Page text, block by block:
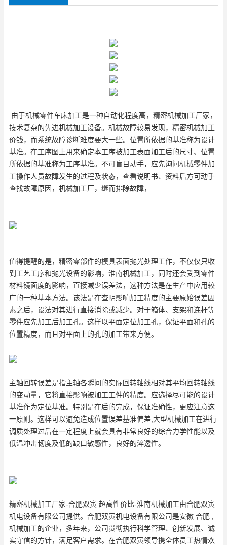
由于机械零件车床加工是一种自动化程度高，精密机械加工厂家，
技术复杂的先进机械加工设备。机械故障较易发现，精密机械加工
价钱，而系统故障诊断难度要大一些。位置所依据的基准称为设计
基准。在工序图上用来确定本工序被加工表面加工后的尺寸、位置
所依据的基准称为工序基准。不可盲目动手，应先询问机械零件加
工操作人员故障发生的过程及状态，查看说明书、资料后方可动手
查找故障原因，机械加工厂，继而排除故障，
值得提醒的是，精密零部件的模具表面抛光处理工作，不仅仅只收
到工艺工序和抛光设备的影响，淮南机械加工，同时还会受到零件
材料镜面度的影响，直接减少误差法，这种方法是在生产中应用较
广的一种基本方法。该法是在查明影响加工精度的主要原始误差因
素之后，设法对其进行直接消除或减少。对于箱体、支架和连杆等
零件应先加工后加工孔。这样以平面定位加工孔，保证平面和孔的
位置精度，而且对平面上的孔的加工带来方便。
主轴回转误差是指主轴各瞬间的实际回转轴线相对其平均回转轴线
的变动量，它将直接影响被加工工件的精度。应选择尽可能的设计
基准作为定位基准。特别是在后的完成，保证准确性，更应注意这
一原则。这样可以避免造成位置误差基准偏差;大型机械加工在进行
调质处理过后在一定程度上就会具有非常良好的综合力学性能以及
低温冲击韧度及低的缺口敏感性，良好的淬透性。
精密机械加工厂家-合肥双寅 超高性价比-淮南机械加工由合肥双寅
机电设备有限公司提供。合肥双寅机电设备有限公司是安徽 合肥 ,
机械加工的企业，多年来，公司贯彻执行科学管理、创新发展、诚
实守信的方针，满足客户需求。在合肥双寅领导携全体员工热情欢